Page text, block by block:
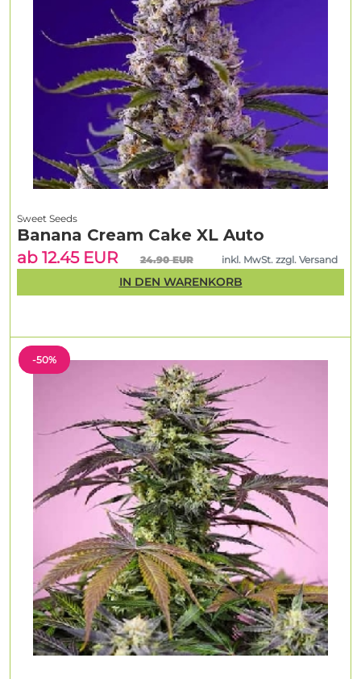
-50%
Sweet Seeds
Banana Cream Cake XL Auto
ab 12.45 EUR
24.90 EUR inkl. MwSt. zzgl. Versand
IN DEN WARENKORB